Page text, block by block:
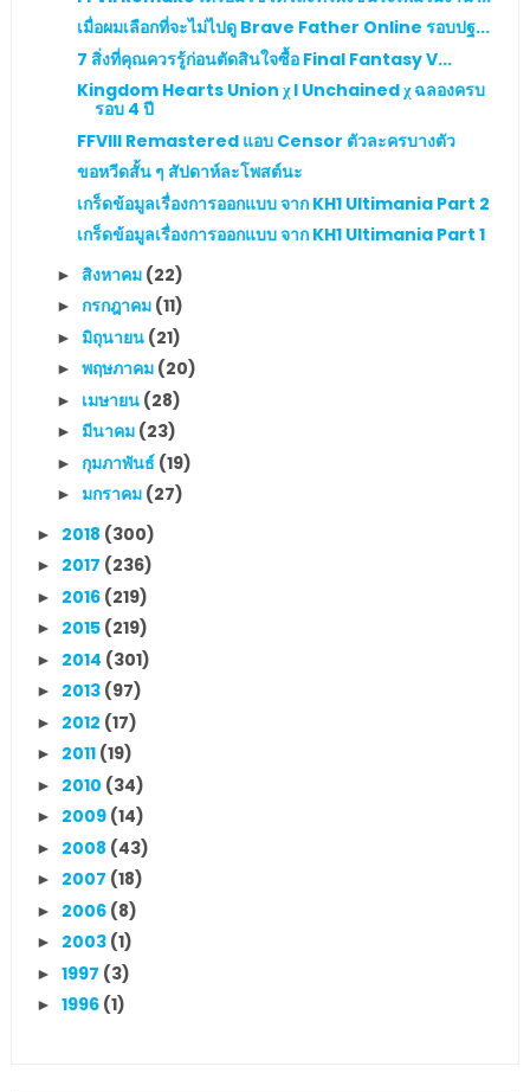
เมื่อผมเลือกที่จะไม่ไปดู Brave Father Online รอบปฐ...
7 สิ่งที่คุณควรรู้ก่อนตัดสินใจซื้อ Final Fantasy V...
Kingdom Hearts Union χ l Unchained χ ฉลองครบ
รอบ 4 ปี
FFVIII Remastered แอบ Censor ตัวละครบางตัว
ขอหวีดสั้น ๆ สัปดาห์ละโพสต์นะ
เกร็ดข้อมูลเรื่องการออกแบบ จาก KH1 Ultimania Part 2
เกร็ดข้อมูลเรื่องการออกแบบ จาก KH1 Ultimania Part 1
► สิงหาคม (22)
► กรกฎาคม (11)
► มิถุนายน (21)
► พฤษภาคม (20)
► เมษายน (28)
► มีนาคม (23)
► กุมภาพันธ์ (19)
► มกราคม (27)
► 2018 (300)
► 2017 (236)
► 2016 (219)
► 2015 (219)
► 2014 (301)
► 2013 (97)
► 2012 (17)
► 2011 (19)
► 2010 (34)
► 2009 (14)
► 2008 (43)
► 2007 (18)
► 2006 (8)
► 2003 (1)
► 1997 (3)
► 1996 (1)